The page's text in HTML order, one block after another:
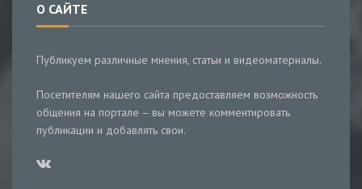
О САЙТЕ
Публикуем различные мнения, статьи и видеоматериалы.
Посетителям нашего сайта предоставляем возможность
общения на портале – вы можете комментировать
публикации и добавлять свои.